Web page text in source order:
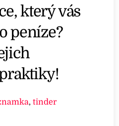
který vás
peníze?
,tinder